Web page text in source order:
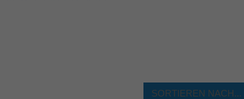
SORTIEREN NACH...